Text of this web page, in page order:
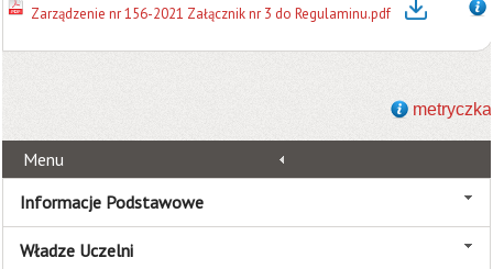
Zarządzenie nr 156-2021 Załącznik nr 3 do Regulaminu.pdf
metryczka
Menu
Informacje Podstawowe
Władze Uczelni